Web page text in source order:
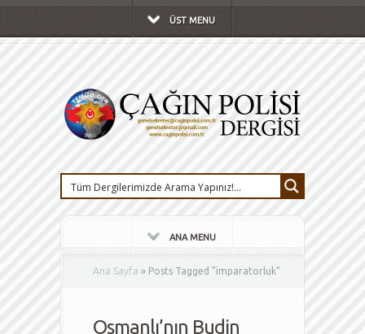
ÜST MENU
ANA MENU
Ana Sayfa » Posts Tagged "imparatorluk"
Osmanlı’nın Budin